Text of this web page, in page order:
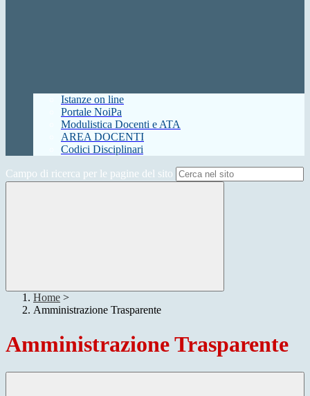
Istanze on line
Portale NoiPa
Modulistica Docenti e ATA
AREA DOCENTI
Codici Disciplinari
Campo di ricerca per le pagine del sito
Home >
Amministrazione Trasparente
Amministrazione Trasparente